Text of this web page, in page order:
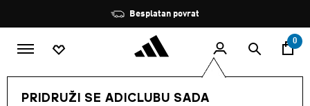
Zaustavi
rotaciju
Besplatan povrat
0
PRIDRUŽI SE ADICLUBU SADA
Odjeća